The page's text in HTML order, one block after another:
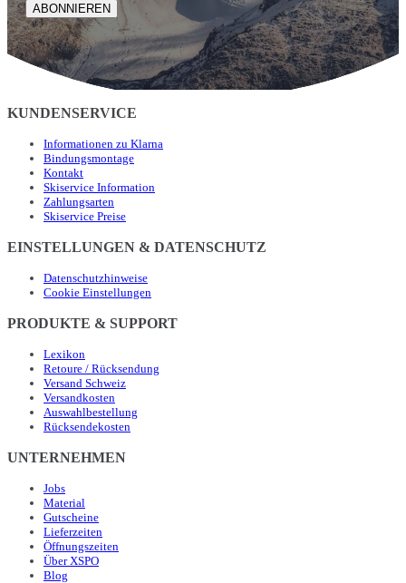
ABONNIEREN
KUNDENSERVICE
Informationen zu Klarna
Bindungsmontage
Kontakt
Skiservice Information
Zahlungsarten
Skiservice Preise
EINSTELLUNGEN & DATENSCHUTZ
Datenschutzhinweise
Cookie Einstellungen
PRODUKTE & SUPPORT
Lexikon
Retoure / Rücksendung
Versand Schweiz
Versandkosten
Auswahlbestellung
Rücksendekosten
UNTERNEHMEN
Jobs
Material
Gutscheine
Lieferzeiten
Öffnungszeiten
Über XSPO
Blog